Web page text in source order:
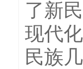
了新
现代
民族